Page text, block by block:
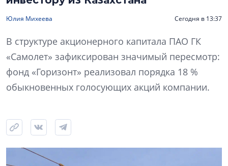
Юлия Михеева Сегодня в 13:37
В структуре акционерного капитала ПАО ГК
«Самолет» зафиксирован значимый пересмотр:
фонд «Горизонт» реализовал порядка 18 %
обыкновенных голосующих акций компании.